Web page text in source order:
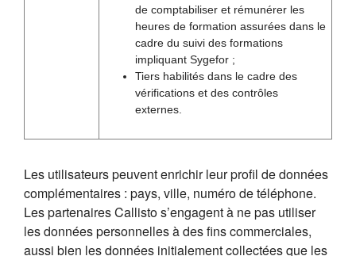
de comptabiliser et rémunérer les
heures de formation assurées dans le
cadre du suivi des formations
impliquant Sygefor ;
Tiers habilités dans le cadre des
vérifications et des contrôles
externes.
Les utilisateurs peuvent enrichir leur profil de données
complémentaires : pays, ville, numéro de téléphone.
Les partenaires Callisto s’engagent à ne pas utiliser
les données personnelles à des fins commerciales,
aussi bien les données initialement collectées que les